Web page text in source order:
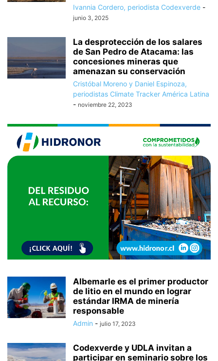
Ivannia Cordero, periodista Codexverde -
junio 3, 2025
La desprotección de los salares
de San Pedro de Atacama: las
concesiones mineras que
amenazan su conservación
Cristóbal Moreno y Daniel Espinoza,
periodistas Climate Tracker América Latina
- noviembre 22, 2023
Albemarle es el primer productor
de litio en el mundo en lograr
estándar IRMA de minería
responsable
Admin - julio 17, 2023
Codexverde y UDLA invitan a
participar en seminario sobre los